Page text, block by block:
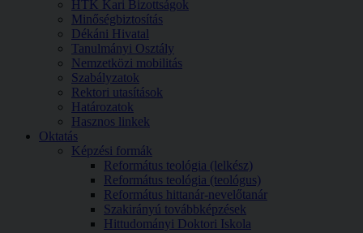
HTK Kari Bizottságok
Minőségbiztosítás
Dékáni Hivatal
Tanulmányi Osztály
Nemzetközi mobilitás
Szabályzatok
Rektori utasítások
Határozatok
Hasznos linkek
Oktatás
Képzési formák
Református teológia (lelkész)
Református teológia (teológus)
Református hittanár-nevelőtanár
Szakirányú továbbképzések
Hittudományi Doktori Iskola